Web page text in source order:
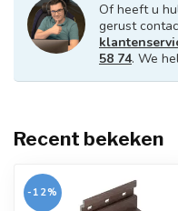
Of heeft u
gerust
58 74. We
Recent bekeken
-12%